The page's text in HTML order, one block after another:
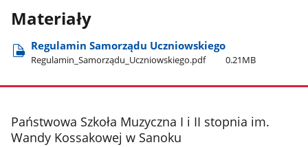
Materiały
Regulamin Samorządu Uczniowskiego
Regulamin​_Samorządu​_Uczniowskiego.pdf 0.21MB
stopka
Państwowa Szkoła Muzyczna I i II stopnia im.
Wandy Kossakowej w Sanoku